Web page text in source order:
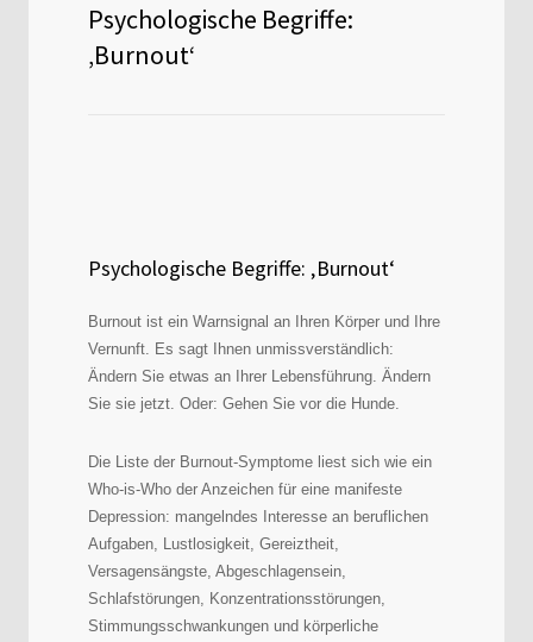
Psychologische Begriffe:
‚Burnout‘
Psychologische Begriffe: ‚Burnout‘
Burnout ist ein Warnsignal an Ihren Körper und Ihre
Vernunft. Es sagt Ihnen unmissverständlich:
Ändern Sie etwas an Ihrer Lebensführung. Ändern
Sie sie jetzt. Oder: Gehen Sie vor die Hunde.
Die Liste der Burnout-Symptome liest sich wie ein
Who-is-Who der Anzeichen für eine manifeste
Depression: mangelndes Interesse an beruflichen
Aufgaben, Lustlosigkeit, Gereiztheit,
Versagensängste, Abgeschlagensein,
Schlafstörungen, Konzentrationsstörungen,
Stimmungsschwankungen und körperliche